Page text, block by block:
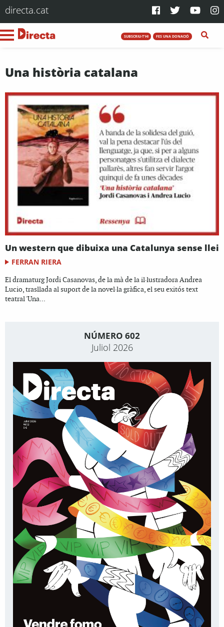
directa.cat
SUBSCRIU-T'HI FES UNA DONACIÓ
Una història catalana
Un western que dibuixa una Catalunya sense llei
FERRAN RIERA
El dramaturg Jordi Casanovas, de la mà de la il·lustradora Andrea
Lucio, trasllada al suport de la novel·la gràfica, el seu exitós text
teatral 'Una...
NÚMERO 602
Juliol 2026